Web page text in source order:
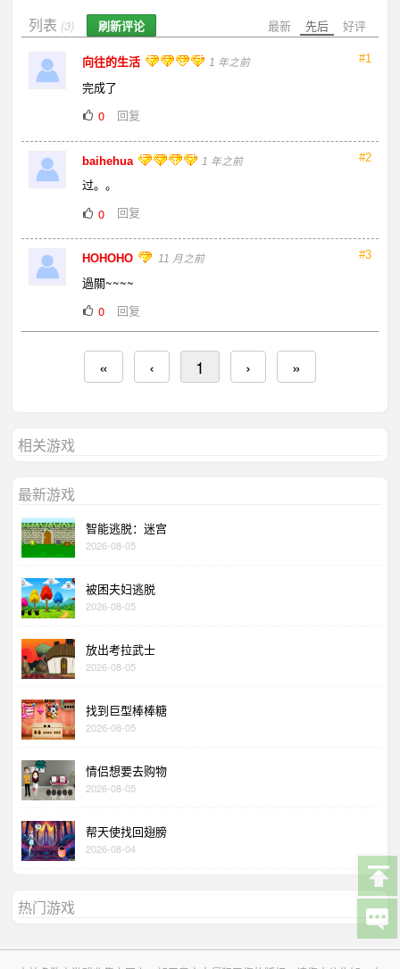
最新 先后 好评
列表 (3) 刷新评论
#1
向往的生活 1 年之前
完成了
0
回复
#2
baihehua 1 年之前
过。。
0
回复
#3
HOHOHO 11 月之前
過關~~~~
0
回复
« ‹ 1 › »
相关游戏
最新游戏
智能逃脱：迷宫
2026-08-05
被困夫妇逃脱
2026-08-05
放出考拉武士
2026-08-05
找到巨型棒棒糖
2026-08-05
情侣想要去购物
2026-08-05
帮天使找回翅膀
2026-08-04
热门游戏